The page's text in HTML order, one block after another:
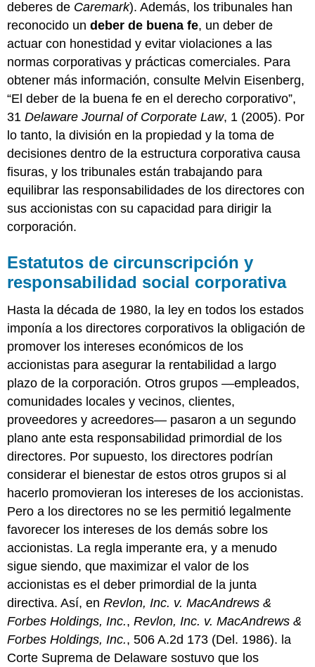
deberes de Caremark). Además, los tribunales han
reconocido undeber de buena fe, un deber de
actuar con honestidad y evitar violaciones a las
normas corporativas y prácticas comerciales. Para
obtener más información, consulte Melvin Eisenberg,
“El deber de la buena fe en el derecho corporativo”,
31Delaware Journal of Corporate Law, 1 (2005). Por
lo tanto, la división en la propiedad y la toma de
decisiones dentro de la estructura corporativa causa
fisuras, y los tribunales están trabajando para
equilibrar las responsabilidades de los directores con
sus accionistas con su capacidad para dirigir la
corporación.
Estatutos de circunscripción y
responsabilidad social corporativa
Hasta la década de 1980, la ley en todos los estados
imponía a los directores corporativos la obligación de
promover los intereses económicos de los
accionistas para asegurar la rentabilidad a largo
plazo de la corporación. Otros grupos —empleados,
comunidades locales y vecinos, clientes,
proveedores y acreedores— pasaron a un segundo
plano ante esta responsabilidad primordial de los
directores. Por supuesto, los directores podrían
considerar el bienestar de estos otros grupos si al
hacerlo promovieran los intereses de los accionistas.
Pero a los directores no se les permitió legalmente
favorecer los intereses de los demás sobre los
accionistas. La regla imperante era, y a menudo
sigue siendo, que maximizar el valor de los
accionistas es el deber primordial de la junta
directiva. Así, enRevlon, Inc. v. MacAndrews &
Forbes Holdings, Inc.,Revlon, Inc. v. MacAndrews &
Forbes Holdings, Inc., 506 A.2d 173 (Del. 1986). la
Corte Suprema de Delaware sostuvo que los